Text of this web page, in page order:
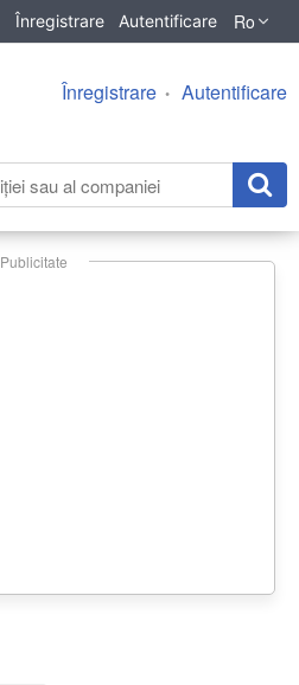
Înregistrare Autentificare Ro
Înregistrare Autentificare
Publicitate